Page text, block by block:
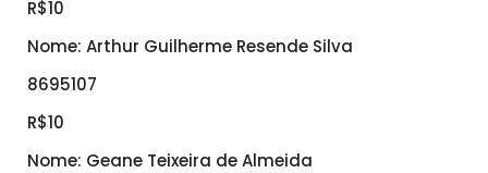
R$10
Nome: Arthur Guilherme Resende Silva
8695107
R$10
Nome: Geane Teixeira de Almeida